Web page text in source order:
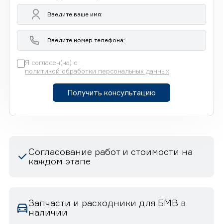
Я согласен(на) с
политикой обработки персональных данных
Получить консультацию
Согласование работ и стоимости на
каждом этапе
Запчасти и расходники для БМВ в
наличии